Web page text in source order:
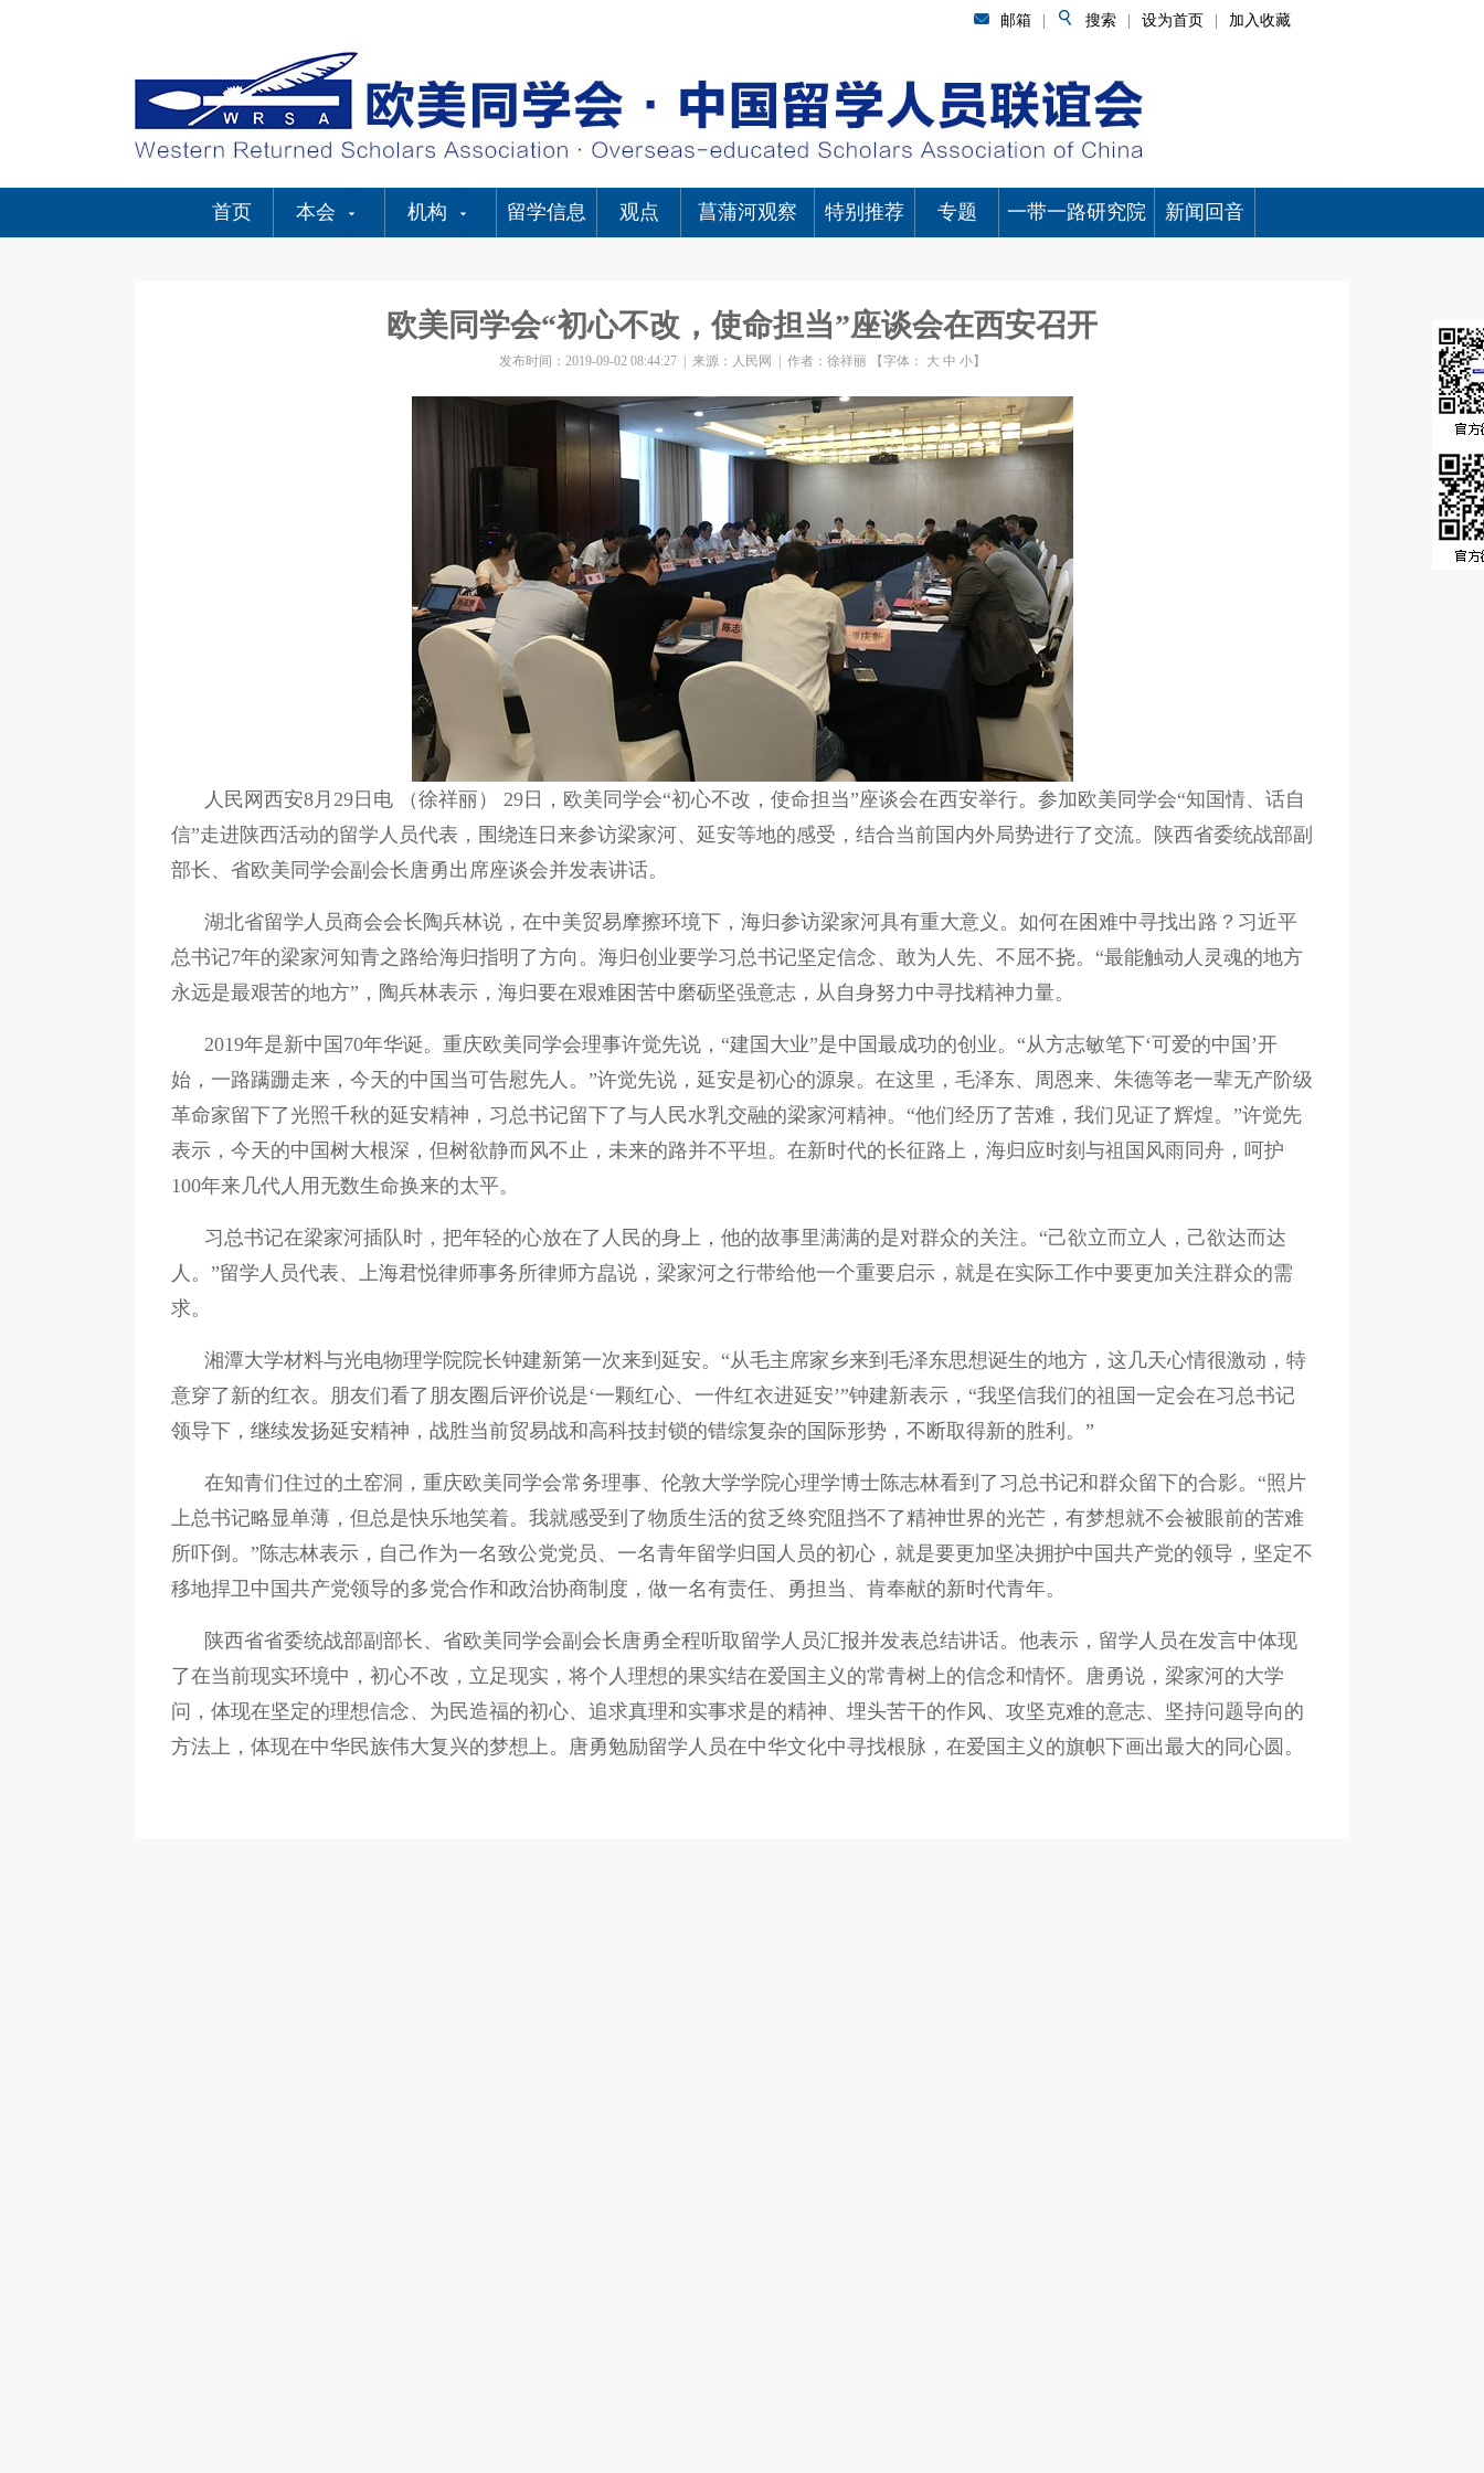
邮箱 搜索 设为首页 加入收藏
首页 本会 机构 留学信息 观点 菖蒲河观察 特别推荐 专题 一带一路研究院 新闻回音
欧美同学会“初心不改，使命担当”座谈会在西安召开
发布时间：2019-09-02 08:44:27| 来源：人民网 作者：徐祥丽 【字体： 大 中 小】
人民网西安8月29日电 （徐祥丽） 29日，欧美同学会“初心不改，使命担当”座谈会在西安举行。参加欧美同学会“知国情、话自
信”走进陕西活动的留学人员代表，围绕连日来参访梁家河、延安等地的感受，结合当前国内外局势进行了交流。陕西省委统战部副
部长、省欧美同学会副会长唐勇出席座谈会并发表讲话。
湖北省留学人员商会会长陶兵林说，在中美贸易摩擦环境下，海归参访梁家河具有重大意义。如何在困难中寻找出路？习近平
总书记7年的梁家河知青之路给海归指明了方向。海归创业要学习总书记坚定信念、敢为人先、不屈不挠。“最能触动人灵魂的地方
永远是最艰苦的地方”，陶兵林表示，海归要在艰难困苦中磨砺坚强意志，从自身努力中寻找精神力量。
2019年是新中国70年华诞。重庆欧美同学会理事许觉先说，“建国大业”是中国最成功的创业。“从方志敏笔下‘可爱的中国’开
始，一路蹒跚走来，今天的中国当可告慰先人。”许觉先说，延安是初心的源泉。在这里，毛泽东、周恩来、朱德等老一辈无产阶级
革命家留下了光照千秋的延安精神，习总书记留下了与人民水乳交融的梁家河精神。“他们经历了苦难，我们见证了辉煌。”许觉先
表示，今天的中国树大根深，但树欲静而风不止，未来的路并不平坦。在新时代的长征路上，海归应时刻与祖国风雨同舟，呵护
100年来几代人用无数生命换来的太平。
习总书记在梁家河插队时，把年轻的心放在了人民的身上，他的故事里满满的是对群众的关注。“己欲立而立人，己欲达而达
人。”留学人员代表、上海君悦律师事务所律师方皛说，梁家河之行带给他一个重要启示，就是在实际工作中要更加关注群众的需
求。
湘潭大学材料与光电物理学院院长钟建新第一次来到延安。“从毛主席家乡来到毛泽东思想诞生的地方，这几天心情很激动，特
意穿了新的红衣。朋友们看了朋友圈后评价说是‘一颗红心、一件红衣进延安’”钟建新表示，“我坚信我们的祖国一定会在习总书记
领导下，继续发扬延安精神，战胜当前贸易战和高科技封锁的错综复杂的国际形势，不断取得新的胜利。”
在知青们住过的土窑洞，重庆欧美同学会常务理事、伦敦大学学院心理学博士陈志林看到了习总书记和群众留下的合影。“照片
上总书记略显单薄，但总是快乐地笑着。我就感受到了物质生活的贫乏终究阻挡不了精神世界的光芒，有梦想就不会被眼前的苦难
所吓倒。”陈志林表示，自己作为一名致公党党员、一名青年留学归国人员的初心，就是要更加坚决拥护中国共产党的领导，坚定不
移地捍卫中国共产党领导的多党合作和政治协商制度，做一名有责任、勇担当、肯奉献的新时代青年。
陕西省省委统战部副部长、省欧美同学会副会长唐勇全程听取留学人员汇报并发表总结讲话。他表示，留学人员在发言中体现
了在当前现实环境中，初心不改，立足现实，将个人理想的果实结在爱国主义的常青树上的信念和情怀。唐勇说，梁家河的大学
问，体现在坚定的理想信念、为民造福的初心、追求真理和实事求是的精神、埋头苦干的作风、攻坚克难的意志、坚持问题导向的
方法上，体现在中华民族伟大复兴的梦想上。唐勇勉励留学人员在中华文化中寻找根脉，在爱国主义的旗帜下画出最大的同心圆。